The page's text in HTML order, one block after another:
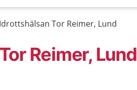
Idrottshälsan Tor Reimer, Lund
Reimer, Lund